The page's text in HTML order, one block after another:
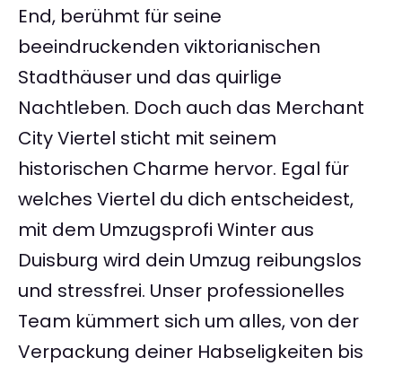
End, berühmt für seine
beeindruckenden viktorianischen
Stadthäuser und das quirlige
Nachtleben. Doch auch das Merchant
City Viertel sticht mit seinem
historischen Charme hervor. Egal für
welches Viertel du dich entscheidest,
mit dem Umzugsprofi Winter aus
Duisburg wird dein Umzug reibungslos
und stressfrei. Unser professionelles
Team kümmert sich um alles, von der
Verpackung deiner Habseligkeiten bis